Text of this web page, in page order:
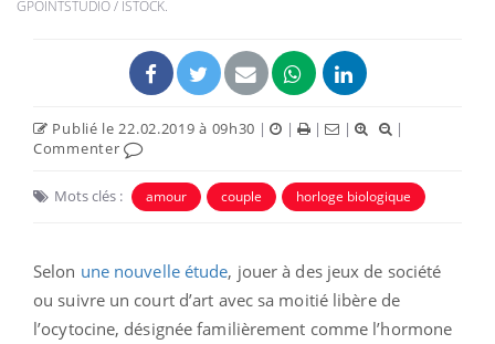
GPOINTSTUDIO / ISTOCK.
Publié le 22.02.2019 à 09h30 | | | |
|
Commenter
Mots clés : amour couple horloge biologique
Selon une nouvelle étude, jouer à des jeux de société
ou suivre un court d’art avec sa moitié libère de
l’ocytocine, désignée familièrement comme l’hormone